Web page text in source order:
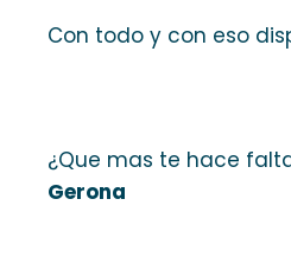
Con todo y con eso
¿Que mas te hace
Gerona